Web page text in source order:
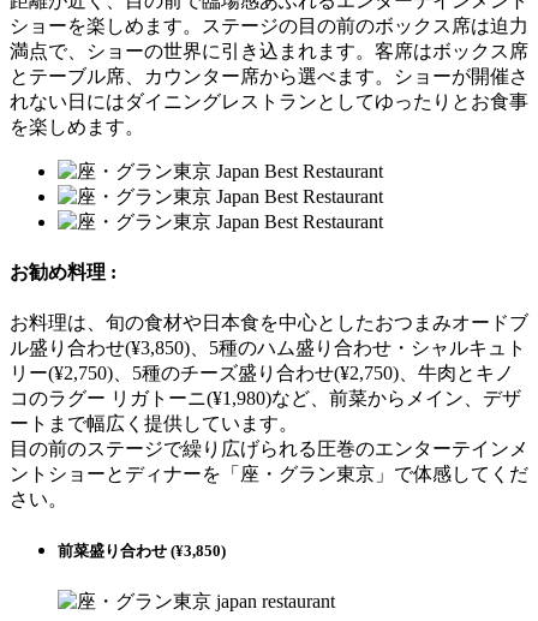
ショーを楽しめます。ステージの目の前のボックス席は迫力
満点で、ショーの世界に引き込まれます。客席はボックス席
とテーブル席、カウンター席から選べます。ショーが開催さ
れない日にはダイニングレストランとしてゆったりとお食事
を楽しめます。
お勧め料理 :
お料理は、旬の食材や日本食を中心としたおつまみオードブ
ル盛り合わせ(¥3,850)、5種のハム盛り合わせ・シャルキュト
リー(¥2,750)、5種のチーズ盛り合わせ(¥2,750)、牛肉とキノ
コのラグー リガトーニ(¥1,980)など、前菜からメイン、デザ
ートまで幅広く提供しています。
目の前のステージで繰り広げられる圧巻のエンターテインメ
ントショーとディナーを「座・グラン東京」で体感してくだ
さい。
前菜盛り合わせ (¥3,850)